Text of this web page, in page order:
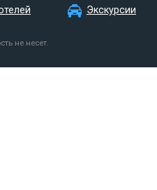
Экскурсии
не несет.